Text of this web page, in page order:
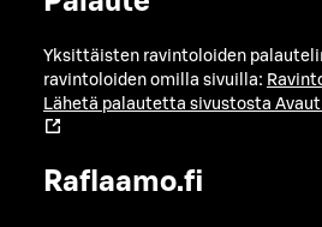
Yksittäisten ravintoloiden
ravintoloiden omilla sivuilla:
Lähetä palautetta sivustosta
Raflaamo.fi